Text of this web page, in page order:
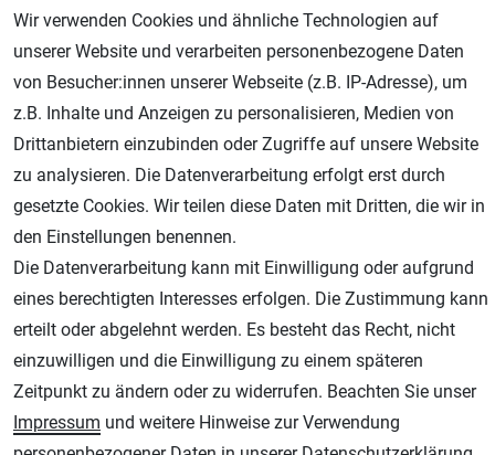
Geprüfter Shop
AGB Widerrufsrecht Datenschutz Impressum
Unsere weiteren Shops:
Schmincke-City.de
Wir verwenden Cookies und ähnliche Technologien auf
unserer Website und verarbeiten personenbezogene Daten
von Besucher:innen unserer Webseite (z.B. IP-Adresse), um
z.B. Inhalte und Anzeigen zu personalisieren, Medien von
Drittanbietern einzubinden oder Zugriffe auf unsere Website
zu analysieren. Die Datenverarbeitung erfolgt erst durch
gesetzte Cookies. Wir teilen diese Daten mit Dritten, die wir in
den Einstellungen benennen.
Die Datenverarbeitung kann mit Einwilligung oder aufgrund
eines berechtigten Interesses erfolgen. Die Zustimmung kann
erteilt oder abgelehnt werden. Es besteht das Recht, nicht
einzuwilligen und die Einwilligung zu einem späteren
Zeitpunkt zu ändern oder zu widerrufen. Beachten Sie unser
Impressum und weitere Hinweise zur Verwendung